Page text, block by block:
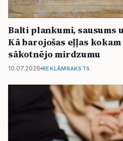
Balti plankumi, sausums
Kā barojošas eļļas
sākotnējo mirdzumu
10.07.2026 REKLĀMRAKSTS